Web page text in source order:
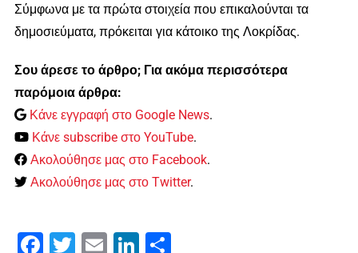
Σύμφωνα με τα πρώτα στοιχεία που επικαλούνται τα
δημοσιεύματα, πρόκειται για κάτοικο της Λοκρίδας.
Σου άρεσε το άρθρο; Για ακόμα περισσότερα
παρόμοια άρθρα:
Κάνε εγγραφή στο Google News.
Κάνε subscribe στο YouTube.
Ακολούθησε μας στο Facebook.
Ακολούθησε μας στο Twitter.
Facebook
Twitter Email LinkedIn